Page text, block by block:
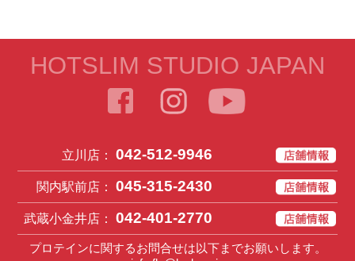
HOTSLIM STUDIO JAPAN
立川店： 042-512-9946
関内駅前店： 045-315-2430
武蔵小金井店： 042-401-2770
プロテインに関するお問合せは以下までお願いします。